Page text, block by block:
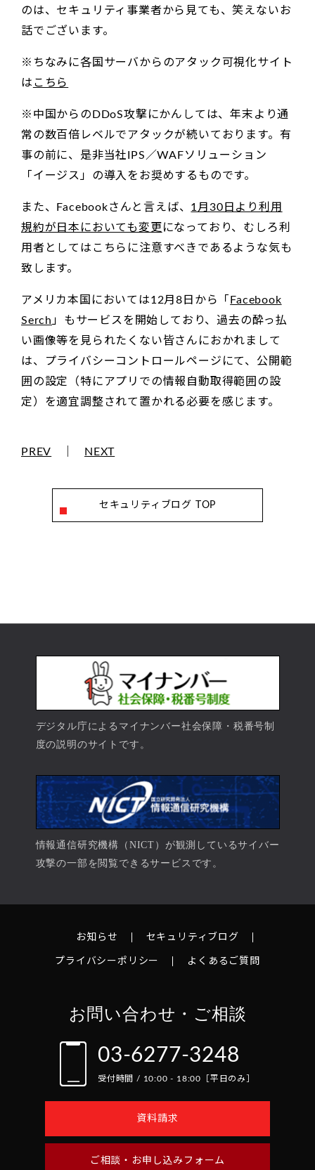
のは、セキュリティ事業者から見ても、笑えないお
話でございます。
※ちなみに各国サーバからのアタック可視化サイト
は こちら
※中国からのDDoS攻撃にかんしては、年末より通
常の数百倍レベルでアタックが続いております。有
事の前に、是非当社IPS／WAFソリューション
「イージス」の導入をお奨めするものです。
また、Facebookさんと言えば、 1月30日より利用
規約が日本においても変更になっており、むしろ利
用者としてはこちらに注意すべきであるような気も
致します。
アメリカ本国においては12月8日から「 Facebook
Serch」もサービスを開始しており、過去の酔っ払
い画像等を見られたくない皆さんにおかれまして
は、プライバシーコントロールページにて、公開範
囲の設定（特にアプリでの情報自動取得範囲の設
定）を適宜調整されて置かれる必要を感じます。
PREV NEXT
セキュリティブログ TOP
デジタル庁によるマイナンバー社会保障・税番号制
度の説明のサイトです。
情報通信研究機構（NICT）が観測しているサイバー
攻撃の一部を閲覧できるサービスです。
お知らせ セキュリティブログ
プライバシーポリシー よくあるご質問
お問い合わせ・ご相談
03-6277-3248
受付時間 / 10:00 - 18:00［平日のみ］
資料請求
ご相談・お申し込みフォーム